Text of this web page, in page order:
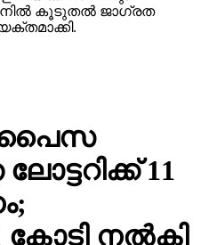
പൈസ
11
നല്‍കി
നിന്നുള്ള 38
പഞ്ചാബ് സംസ്ഥാന
സമ്മാനം നേടിയത്.